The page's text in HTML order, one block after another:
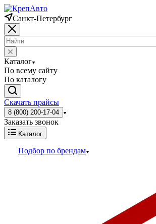
Санкт-Петербург
Каталог
По всему сайту
По каталогу
Скачать прайсы
8 (800) 200-17-04
Заказать звонок
Каталог
Подбор по брендам